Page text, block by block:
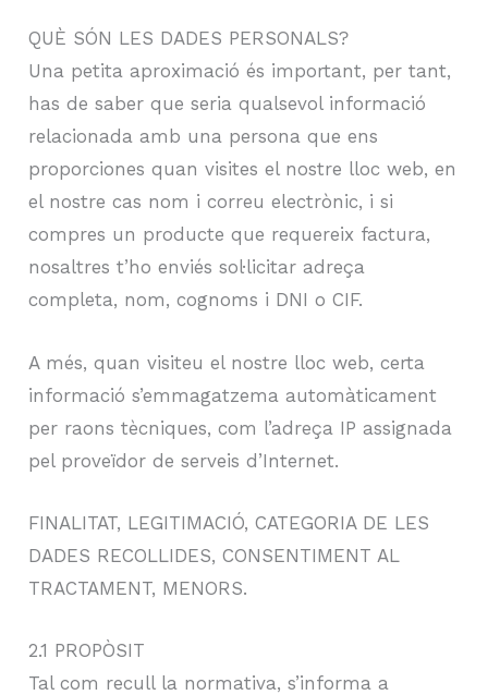
QUÈ SÓN LES DADES PERSONALS?
Una petita aproximació és important, per tant,
has de saber que seria qualsevol informació
relacionada amb una persona que ens
proporciones quan visites el nostre lloc web, en
el nostre cas nom i correu electrònic, i si
compres un producte que requereix factura,
nosaltres t’ho enviés sol·licitar adreça
completa, nom, cognoms i DNI o CIF.
A més, quan visiteu el nostre lloc web, certa
informació s’emmagatzema automàticament
per raons tècniques, com l’adreça IP assignada
pel proveïdor de serveis d’Internet.
FINALITAT, LEGITIMACIÓ, CATEGORIA DE LES
DADES RECOLLIDES, CONSENTIMENT AL
TRACTAMENT, MENORS.
2.1 PROPÒSIT
Tal com recull la normativa, s’informa a